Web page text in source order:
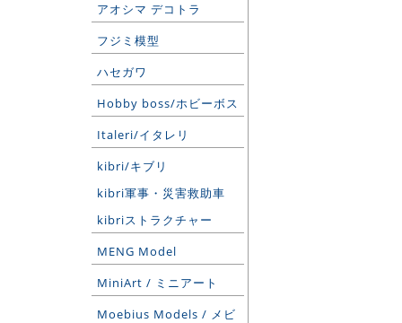
アオシマ デコトラ
フジミ模型
ハセガワ
Hobby boss/ホビーボス
Italeri/イタレリ
kibri/キブリ
kibri軍事・災害救助車
kibriストラクチャー
MENG Model
MiniArt / ミニアート
Moebius Models / メビ